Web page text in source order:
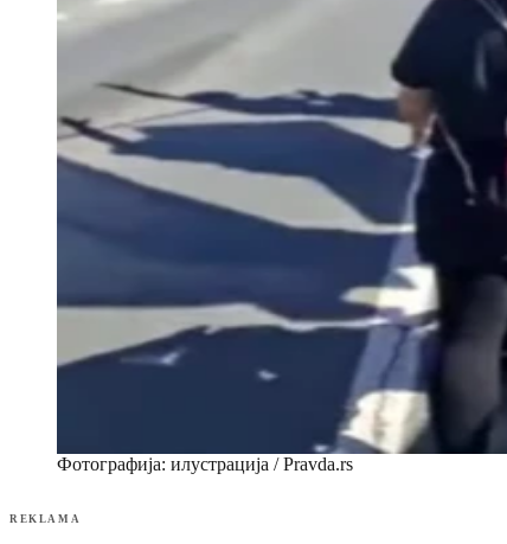
Фотографија: илустрација / Pravda.rs
REKLAMA